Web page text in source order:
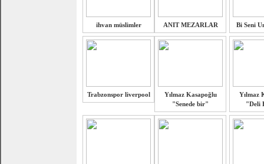
ihvan müslimler ANIT MEZARLAR Bi Seni
Trabzonspor liverpool
Yılmaz Kasapoğlu
"Senede bir"
Yılmaz
"Deli